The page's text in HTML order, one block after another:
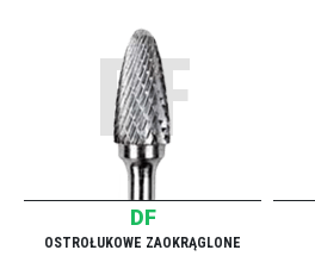
DF
DF
OSTROŁUKOWE ZAOKRĄGLONE